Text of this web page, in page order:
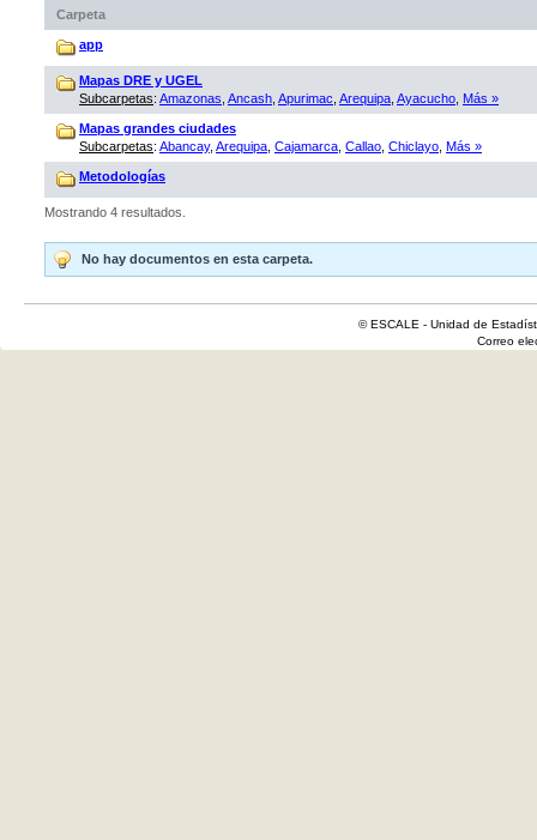
Carpeta
app
Mapas DRE y UGEL
Subcarpetas: Amazonas Ancash Apurimac Arequipa Ayacucho Más »
Mapas grandes ciudades
Subcarpetas: Abancay, Arequipa Cajamarca Callao Chiclayo Más »
Metodologías
Mostrando 4 resultados.
No hay documentos en esta carpeta.
© ESCALE - Unidad de
Correo